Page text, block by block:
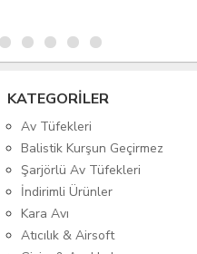
KATEGORİLER
Av Tüfekleri
Balistik Kurşun Geçirmez
Şarjörlü Av Tüfekleri
İndirimli Ürünler
Kara Avı
Atıcılık & Airsoft